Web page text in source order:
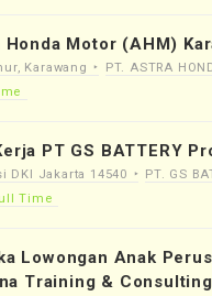
Motor (AHM)
Karawang
PT. ASTRA
PT GS BATTERY
DKI Jakarta 14540
PT. GS
Time
Lowongan Anak
Training &